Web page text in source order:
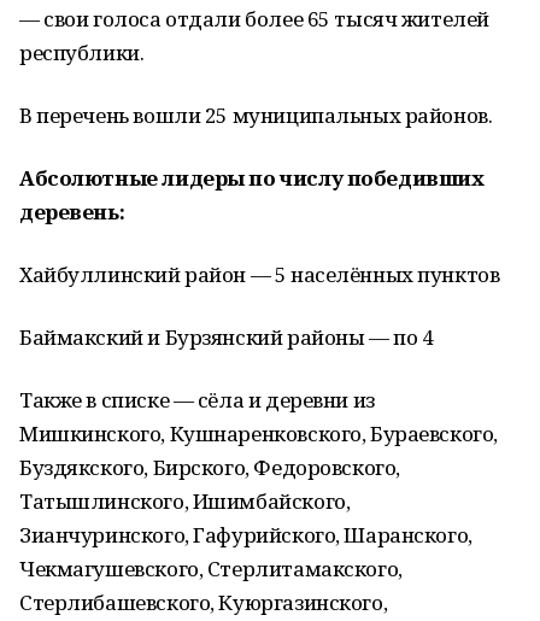
— свои голоса отдали более 65 тысяч жителей
республики.
В перечень вошли 25 муниципальных районов.
Абсолютные лидеры по числу победивших
деревень:
Хайбуллинский район — 5 населённых пунктов
Баймакский и Бурзянский районы — по 4
Также в списке — сёла и деревни из
Мишкинского, Кушнаренковского, Бураевского,
Буздякского, Бирского, Федоровского,
Татышлинского, Ишимбайского,
Зианчуринского, Гафурийского, Шаранского,
Чекмагушевского, Стерлитамакского,
Стерлибашевского, Куюргазинского,